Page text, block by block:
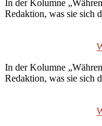
In der Kolumne
Redaktion, was sie sich
In der Kolumne
Redaktion, was sie sich